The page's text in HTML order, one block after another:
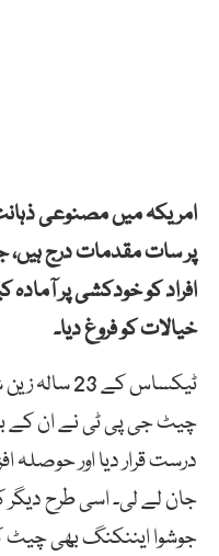
امریکہ میں مصنوعی
پر سات مقدمات درج ہیں،
افراد کو خودکشی پر
خیالات کو فروغ دیا۔
ٹیکساس کے
چیٹ جی پی ٹی نے ان کے
درست قرار دیا اور
جوشوا ایننکنگ بھی چیٹ